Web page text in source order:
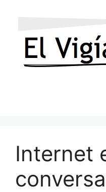
Internet